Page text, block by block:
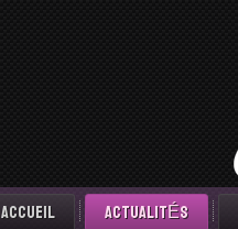
Accueil ACTUALITÉS